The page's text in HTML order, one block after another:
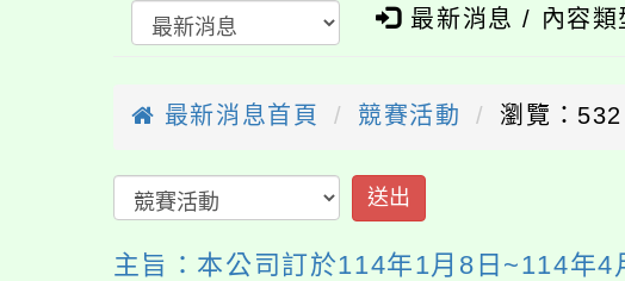
最新消息 / 內容類
最新消息首頁 競賽活動 瀏覽：532
送出
主旨：本公司訂於114年1月8日~114年